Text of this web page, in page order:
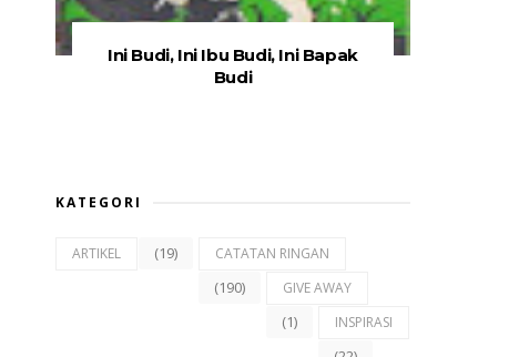
Ini Budi, Ini Ibu Budi, Ini Bapak
Budi
KATEGORI
ARTIKEL (19) CATATAN RINGAN
(190) GIVE AWAY
(1) INSPIRASI